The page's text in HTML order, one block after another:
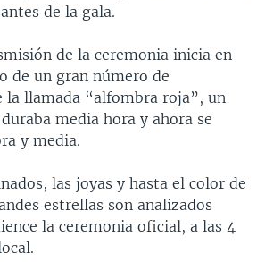
de la gala.
de la ceremonia inicia en
de un gran número de
la llamada “alfombra roja”, un
media hora y ahora se
y media.
las joyas y hasta el color de
estrellas son analizados
la ceremonia oficial, a las 4